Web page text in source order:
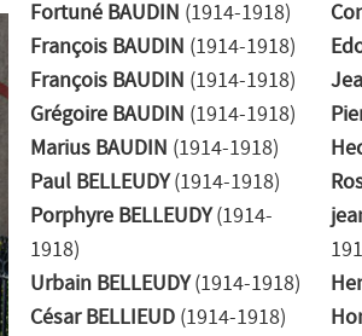
Fortuné BAUDIN (1914-1918)
François BAUDIN (1914-1918)
François BAUDIN (1914-1918)
Grégoire BAUDIN (1914-1918)
Marius BAUDIN (1914-1918)
Paul BELLEUDY(1914-1918)
Porphyre BELLEUDY(1914-
1918)
Urbain BELLEUDY(1914-1918)
César BELLIEUD (1914-1918)